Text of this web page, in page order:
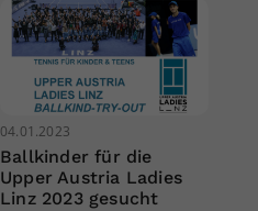
04.01.2023
Ballkinder für die
Upper Austria Ladies
Linz 2023 gesucht